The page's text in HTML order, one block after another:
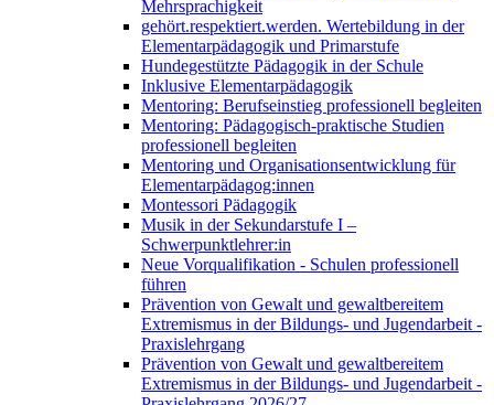
Mehrsprachigkeit
gehört.respektiert.werden. Wertebildung in der
Elementarpädagogik und Primarstufe
Hundegestützte Pädagogik in der Schule
Inklusive Elementarpädagogik
Mentoring: Berufseinstieg professionell begleiten
Mentoring: Pädagogisch-praktische Studien
professionell begleiten
Mentoring und Organisationsentwicklung für
Elementarpädagog:innen
Montessori Pädagogik
Musik in der Sekundarstufe I –
Schwerpunktlehrer:in
Neue Vorqualifikation - Schulen professionell
führen
Prävention von Gewalt und gewaltbereitem
Extremismus in der Bildungs- und Jugendarbeit -
Praxislehrgang
Prävention von Gewalt und gewaltbereitem
Extremismus in der Bildungs- und Jugendarbeit -